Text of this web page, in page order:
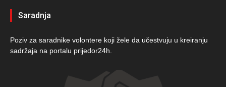
Saradnja
Poziv za saradnike volontere koji žele da učestvuju u kreiranju
sadržaja na portalu prijedor24h.